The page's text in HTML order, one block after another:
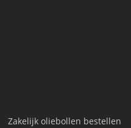
Zakelijk oliebollen bestellen